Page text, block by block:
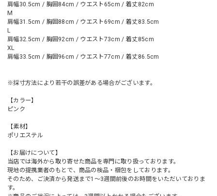
肩幅30.5cm / 胸囲84cm / ウエスト65cm / 着丈82cm
M
肩幅31.5cm / 胸囲88cm / ウエスト69cm / 着丈83.5cm
L
肩幅32.5cm / 胸囲92cm / ウエスト73cm / 着丈85cm
XL
肩幅33.5cm / 胸囲96cm / ウエスト77cm / 着丈86.5cm
※採寸方法により若干の誤差がある場合がございます。
【カラー】
ピンク
【素材】
ポリエステル
【お届けについて】
当店では海外から取り寄せた商品を専門に取り扱っております。
現地の提携業者のもとで、商品の検品・梱包をしております。
そのため、ご決済から発送まで1～3週間前後のお時間をいただいておりま
す。